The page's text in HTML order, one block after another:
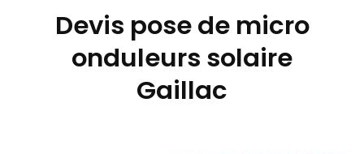
Devis pose de micro
onduleurs solaire
Gaillac